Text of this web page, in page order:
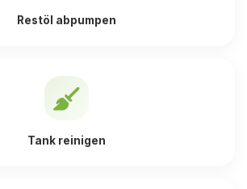
Restöl abpumpen
Tank reinigen